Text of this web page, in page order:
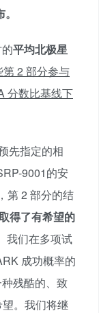
平均北极星
第 2 部分参与
分数比基线下
先指定的相
9001的安
第 2 部分的结
得了有希望的
我们在多项试
成功概率的
残酷的、致
。我们将继